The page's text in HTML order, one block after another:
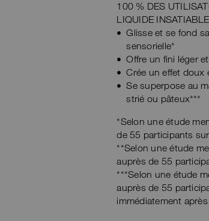
100 % DES
LIQUIDE INSATIABLE
Glisse et se fond
sensorielle*
Offre un fini léger
Crée un effet doux
Se superpose au
strié ou pâteux***
*Selon une étude
de 55 participants
**Selon une étude
auprès de 55
***Selon une étude
auprès de 55
immédiatement